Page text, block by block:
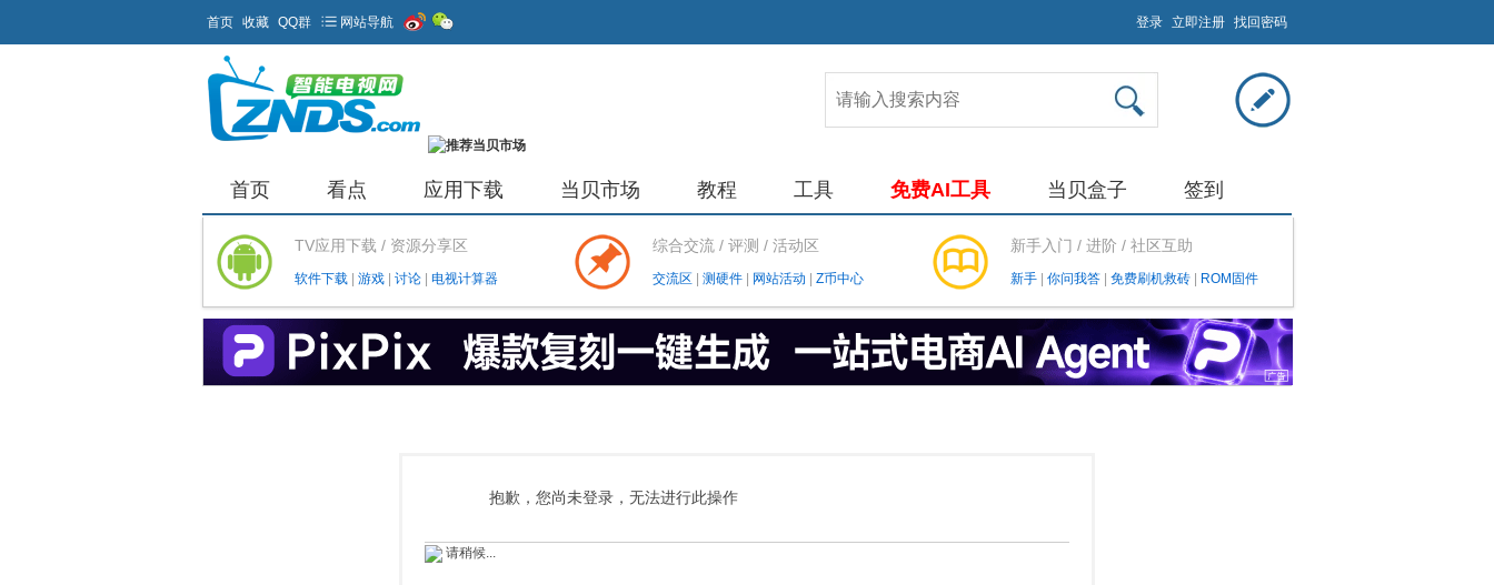
首页 收藏 QQ群 网站导航 登录 立即注册 找回密码
首页 看点 应用下载 当贝市场 教程 工具 免费AI工具 当贝盒子 签到
TV应用下载 / 资源分享区
软件下载 游戏 讨论 电视计算器
综合交流 / 评测 / 活动区
交流区 测硬件 网站活动 Z币中心
新手入门 / 进阶 / 社区互助
新手 你问我答 免费刷机救砖 ROM固件
抱歉，您尚未登录，无法进行此操作
请稍候...